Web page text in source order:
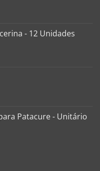
- 12 Unidades
Patacure - Unitário